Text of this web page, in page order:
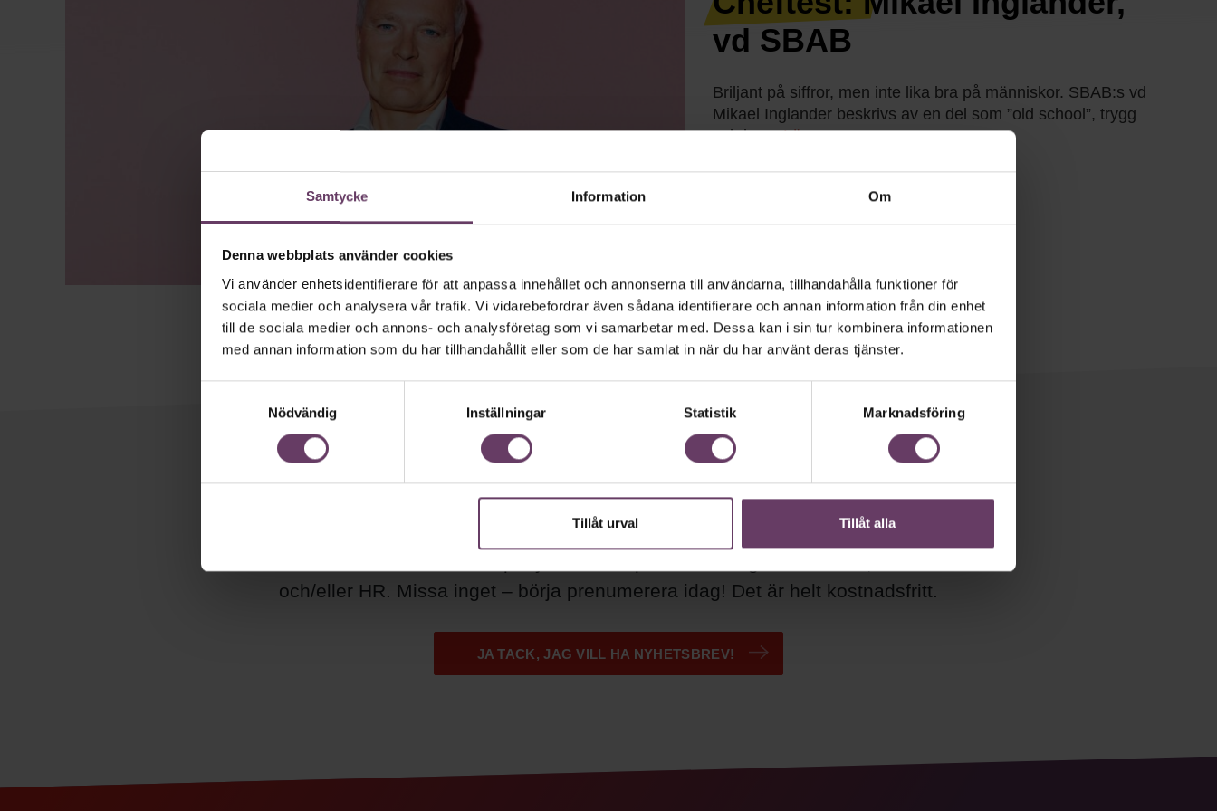
Samtycke Information Om
Denna webbplats använder cookies
Vi använder enhetsidentifierare för att anpassa innehållet och annonserna till användarna, tillhandahålla funktioner för
sociala medier och analysera vår trafik. Vi vidarebefordrar även sådana identifierare och annan information från din enhet
till de sociala medier och annons- och analysföretag som vi samarbetar med. Dessa kan i sin tur kombinera informationen
med annan information som du har tillhandahållit eller som de har samlat in när du har använt deras tjänster.
Nödvändig
Inställningar Statistik Marknadsföring
Tillåt urval Tillåt alla
vd SBAB
Briljant på siffror, men inte lika bra på människor. SBAB:s vd
Mikael Inglander beskrivs av en del som ”old school”, trygg
och lugn.Läs mer
Håll dig uppdaterad med våra nyhetsbrev!
Våra populära nyhetsbrev samlar varje vecka det bästa från Chef och
och/eller HR. Missa inget – börja prenumerera idag! Det är helt kostnadsfritt.
JA TACK, JAG VILL HA NYHETSBREV!